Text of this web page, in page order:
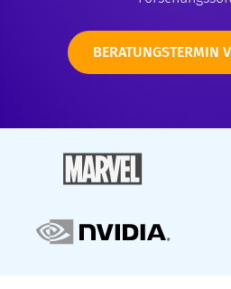
BERATUNGSTERMIN